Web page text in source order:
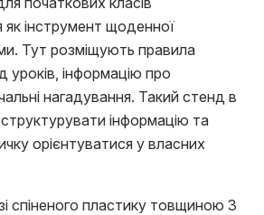
інструмент щоденної
Тут розміщують правила
уроків, інформацію про
нагадування. Такий стенд в
інформацію та
орієнтуватися у власних
спіненого пластику товщиною 3